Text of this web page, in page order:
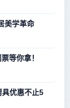
美学革命
等你拿！
优惠不止5